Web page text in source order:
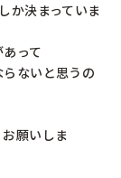
か決まっていま
って
ないと思うの
願いしま